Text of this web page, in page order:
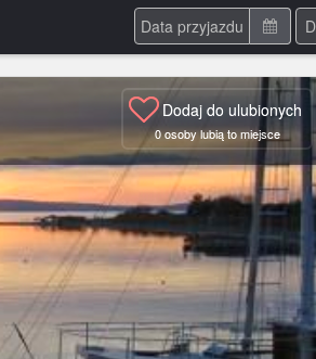
Dodaj do ulubionych
0osoby lubią to miejsce